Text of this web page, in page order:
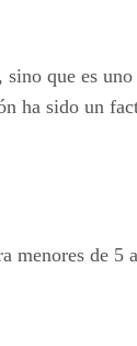
que es
ha sido un
de 5